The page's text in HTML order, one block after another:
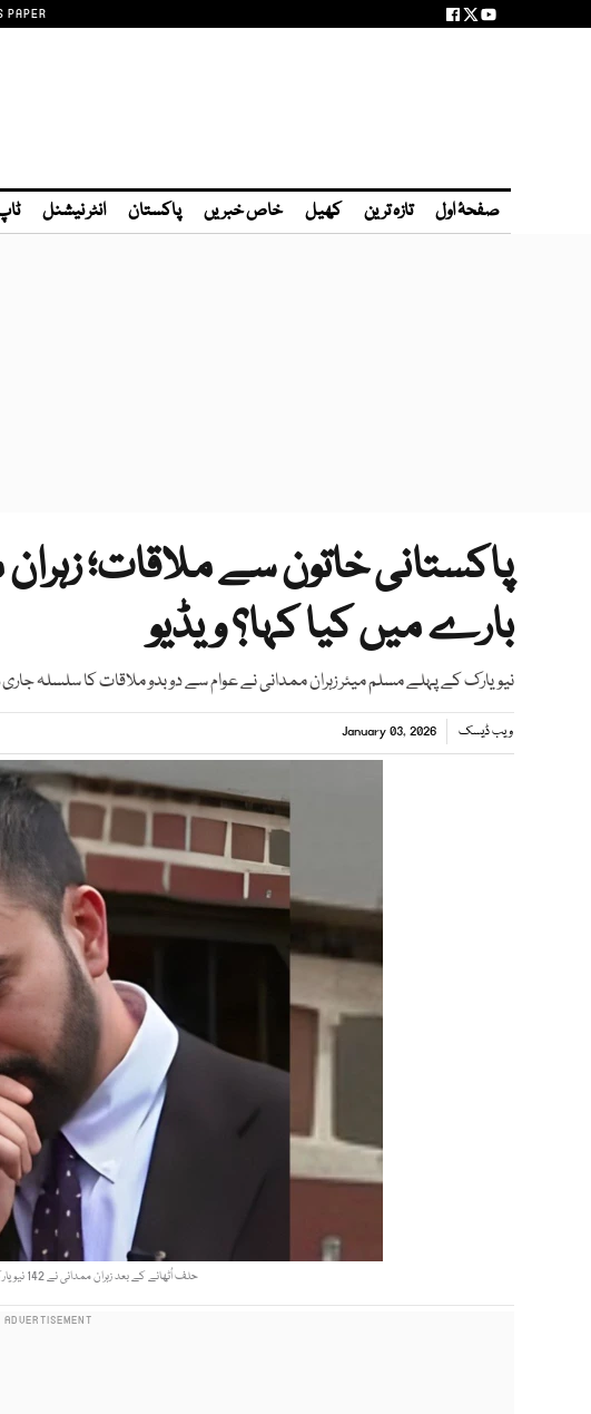
PAPER
صفحۂ اول تازہ ترین کھیل خاص خبریں پاکستان انٹر نیشنل
پاکستانی خاتون سے ملاقات؛
بارے میں کیا کہا؟ ویڈیو
نیویارک کے پہلے مسلم میئر زہران ممدانی نے عوام سے دوبدو ملاقات کا سلسلہ
ویب ڈیسک January 03, 2026
حلف اُٹھانے کے بعد زہران ممدانی نے 142 نیویارکر سے دوبدو ملاقات کی